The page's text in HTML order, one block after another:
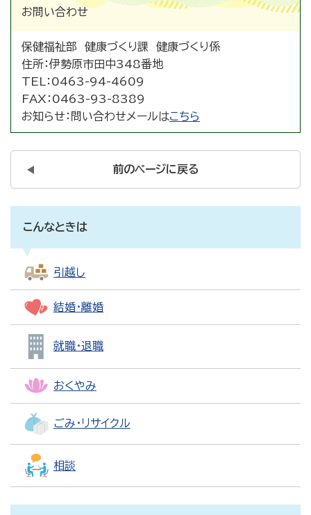
お問い合わせ
保健福祉部 健康づくり課 健康づくり係
住所：伊勢原市田中348番地
TEL： 0463-94-4609
FAX： 0463-93-8389
お知らせ： 問い合わせメールはこちら
前のページに戻る
こんなときは
引越し
結婚・離婚
就職・退職
おくやみ
ごみ・リサイクル
相談